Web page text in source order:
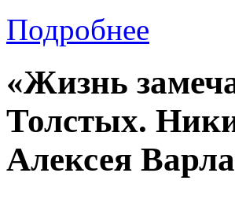
Подробнее
«Жизнь
Толстых.
Алексея